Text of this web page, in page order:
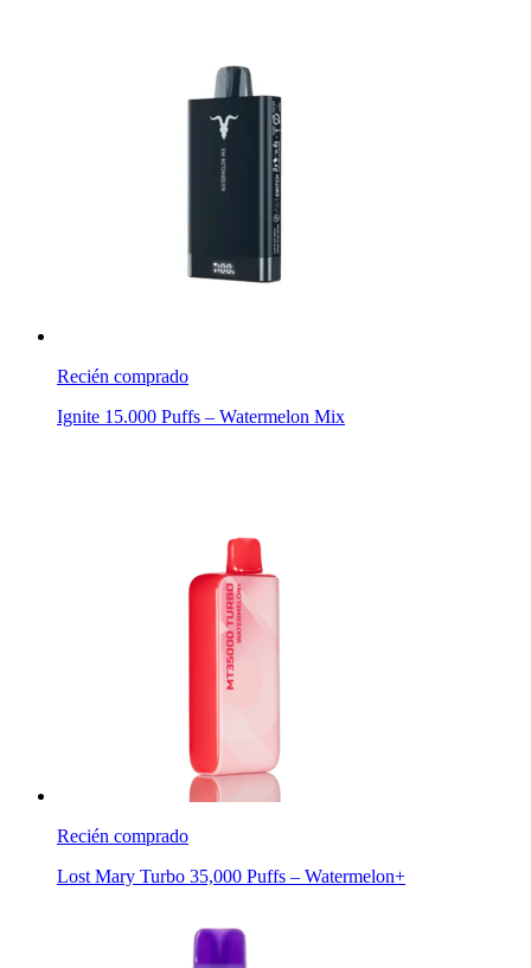
Recién comprado
Ignite 15.000 Puffs – Watermelon Mix
Recién comprado
Lost Mary Turbo 35,000 Puffs – Watermelon+